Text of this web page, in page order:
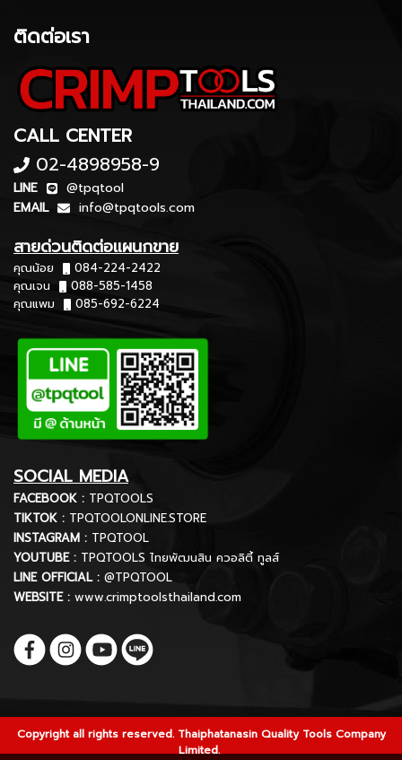
ติดต่อเรา
CALL CENTER
02-4898958-9
LINE
@tpqtool
EMAIL
info@tpqtools.com
สายด่วนติดต่อแผนกขาย
คุณน้อย
084-224-2422
คุณเจน
088-585-1458
คุณแพม
085-692-6224
SOCIAL MEDIA
FACEBOOK : TPQTOOLS
TIKTOK : TPQTOOLONLINE.STORE
INSTAGRAM : TPQTOOL
YOUTUBE : TPQTOOLS ไทยพัฒนสิน ควอลิตี้ ทูลส์
LINE OFFICIAL : @TPQTOOL
WEBSITE : www.crimptoolsthailand.com
Copyright all rights reserved. Thaiphatanasin Quality Tools Company
Limited.